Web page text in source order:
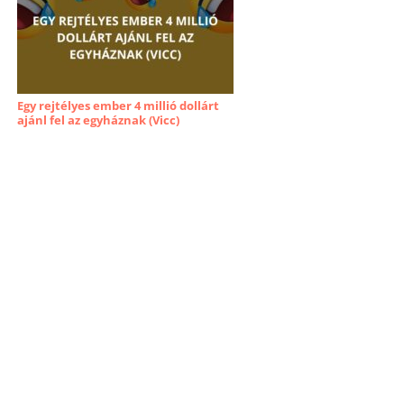
Egy rejtélyes ember 4 millió dollárt
ajánl fel az egyháznak (Vicc)